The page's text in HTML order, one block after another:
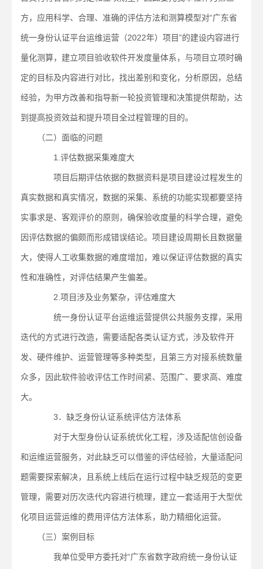
方，应用科学、合理、准确的评估方法和测算模型对“广东省
统一身份认证平台运维运营（2022年）项目”的建设内容进行
量化测算，建立项目验收软件开发度量体系，与项目立项时确
定的目标及内容进行对比，找出差别和变化，分析原因，总结
经验，为甲方改善和指导新一轮投资管理和决策提供帮助，达
到提高投资效益和提升项目全过程管理的目的。
（二）面临的问题
1.评估数据采集难度大
项目后期评估依据的数据资料是项目建设过程发生的
真实数据和真实情况，数据的采集、系统的功能实现都要坚持
实事求是、客观评价的原则，确保验收度量的科学合理，避免
因评估数据的偏颇而形成错误结论。项目建设周期长且数据量
大，使得人工收集数据的难度增加，难以保证评估数据的真实
性和准确性，对评估结果产生偏差。
2.项目涉及业务繁杂，评估难度大
统一身份认证平台运维运营提供公共服务支撑，采用
迭代的方式进行改造，需要适配各类认证方式，涉及软件开
发、硬件维护、运营管理等多种类型，且第三方对接系统数量
众多，因此软件验收评估工作时间紧、范围广、要求高、难度
大。
3．缺乏身份认证系统评估方法体系
对于大型身份认证系统优化工程，涉及适配信创设备
和运维运营服务，对此缺乏可以借鉴的评估经验，大量适配问
题需要探索解决，且系统上线后在运行过程中缺乏规范的变更
管理，需要对历次迭代内容进行梳理，建立一套适用于大型优
化项目运营运维的费用评估方法体系，助力精细化运营。
（三）案例目标
我单位受甲方委托对“广东省数字政府统一身份认证